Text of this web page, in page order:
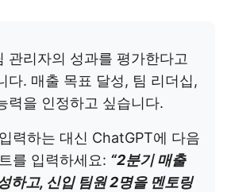
관리자의 성과를 평가한다고
다. 매출 목표 달성, 팀 리더십,
력을 인정하고 싶습니다.
력하는 대신 ChatGPT에 다음
를 입력하세요: “2분기 매출
하고, 신입 팀원 2명을 멘토링